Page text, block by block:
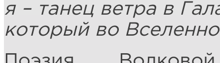
я – танец ветра в
который во